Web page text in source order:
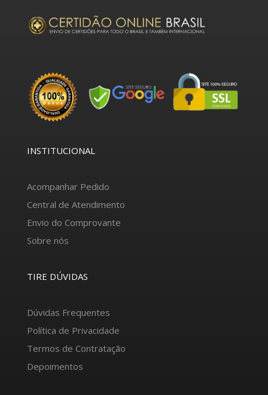
INSTITUCIONAL
Acompanhar Pedido
Central de Atendimento
Envio do Comprovante
Sobre nós
TIRE DÚVIDAS
Dúvidas Frequentes
Política de Privacidade
Termos de Contratação
Depoimentos